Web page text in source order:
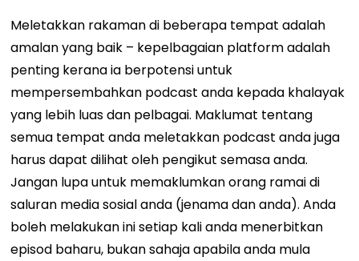
Meletakkan rakaman di beberapa tempat adalah
amalan yang baik – kepelbagaian platform adalah
penting kerana ia berpotensi untuk
mempersembahkan podcast anda kepada khalayak
yang lebih luas dan pelbagai. Maklumat tentang
semua tempat anda meletakkan podcast anda juga
harus dapat dilihat oleh pengikut semasa anda.
Jangan lupa untuk memaklumkan orang ramai di
saluran media sosial anda (jenama dan anda). Anda
boleh melakukan ini setiap kali anda menerbitkan
episod baharu, bukan sahaja apabila anda mula